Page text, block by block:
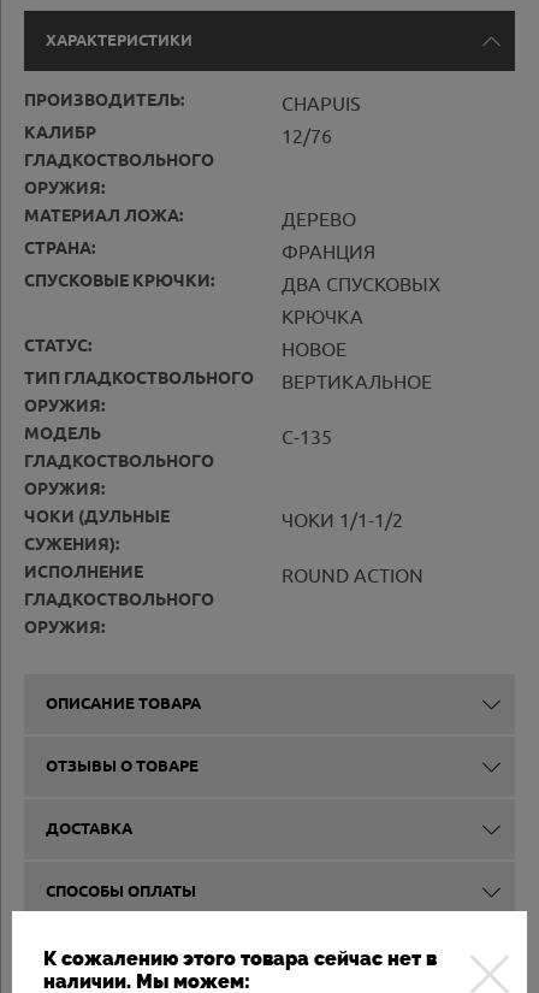
ХАРАКТЕРИСТИКИ
ПРОИЗВОДИТЕЛЬ: CHAPUIS
КАЛИБР
ГЛАДКОСТВОЛЬНОГО
ОРУЖИЯ:
12/76
МАТЕРИАЛ ЛОЖА: ДЕРЕВО
СТРАНА: ФРАНЦИЯ
СПУСКОВЫЕ КРЮЧКИ:
ДВА СПУСКОВЫХ
КРЮЧКА
СТАТУС: НОВОЕ
ТИП ГЛАДКОСТВОЛЬНОГО
ОРУЖИЯ:
ВЕРТИКАЛЬНОЕ
МОДЕЛЬ
ГЛАДКОСТВОЛЬНОГО
ОРУЖИЯ:
C-135
ЧОКИ (ДУЛЬНЫЕ
СУЖЕНИЯ):
ЧОКИ 1/1-1/2
ИСПОЛНЕНИЕ
ГЛАДКОСТВОЛЬНОГО
ОРУЖИЯ:
ROUND ACTION
ОПИСАНИЕ ТОВАРА
ОТЗЫВЫ О ТОВАРЕ
ДОСТАВКА
СПОСОБЫ ОПЛАТЫ
ВЫКУП И КОМИССИЯ
К сожалению этого товара сейчас нет в
наличии. Мы можем: